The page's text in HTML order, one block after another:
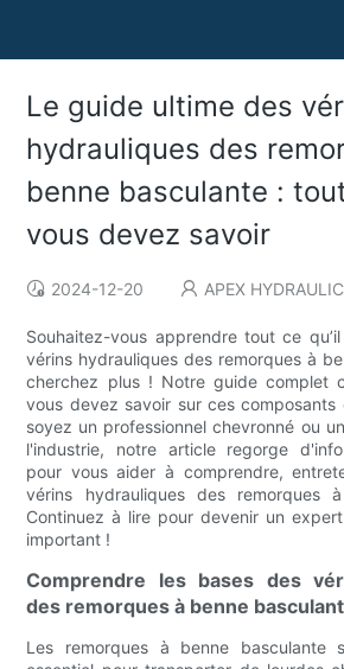
Le guide ultime des
hydrauliques des
benne basculante :
vous devez savoir
2024-12-20 APEX HYDRAULIC
Souhaitez-vous apprendre tout ce
vérins hydrauliques des remorques à
cherchez plus ! Notre guide complet
vous devez savoir sur ces composants
soyez un professionnel chevronné ou
l'industrie, notre article regorge
pour vous aider à comprendre,
vérins hydrauliques des remorques
Continuez à lire pour devenir un
important !
Comprendre les bases des
des remorques à benne
Les remorques à benne basculante